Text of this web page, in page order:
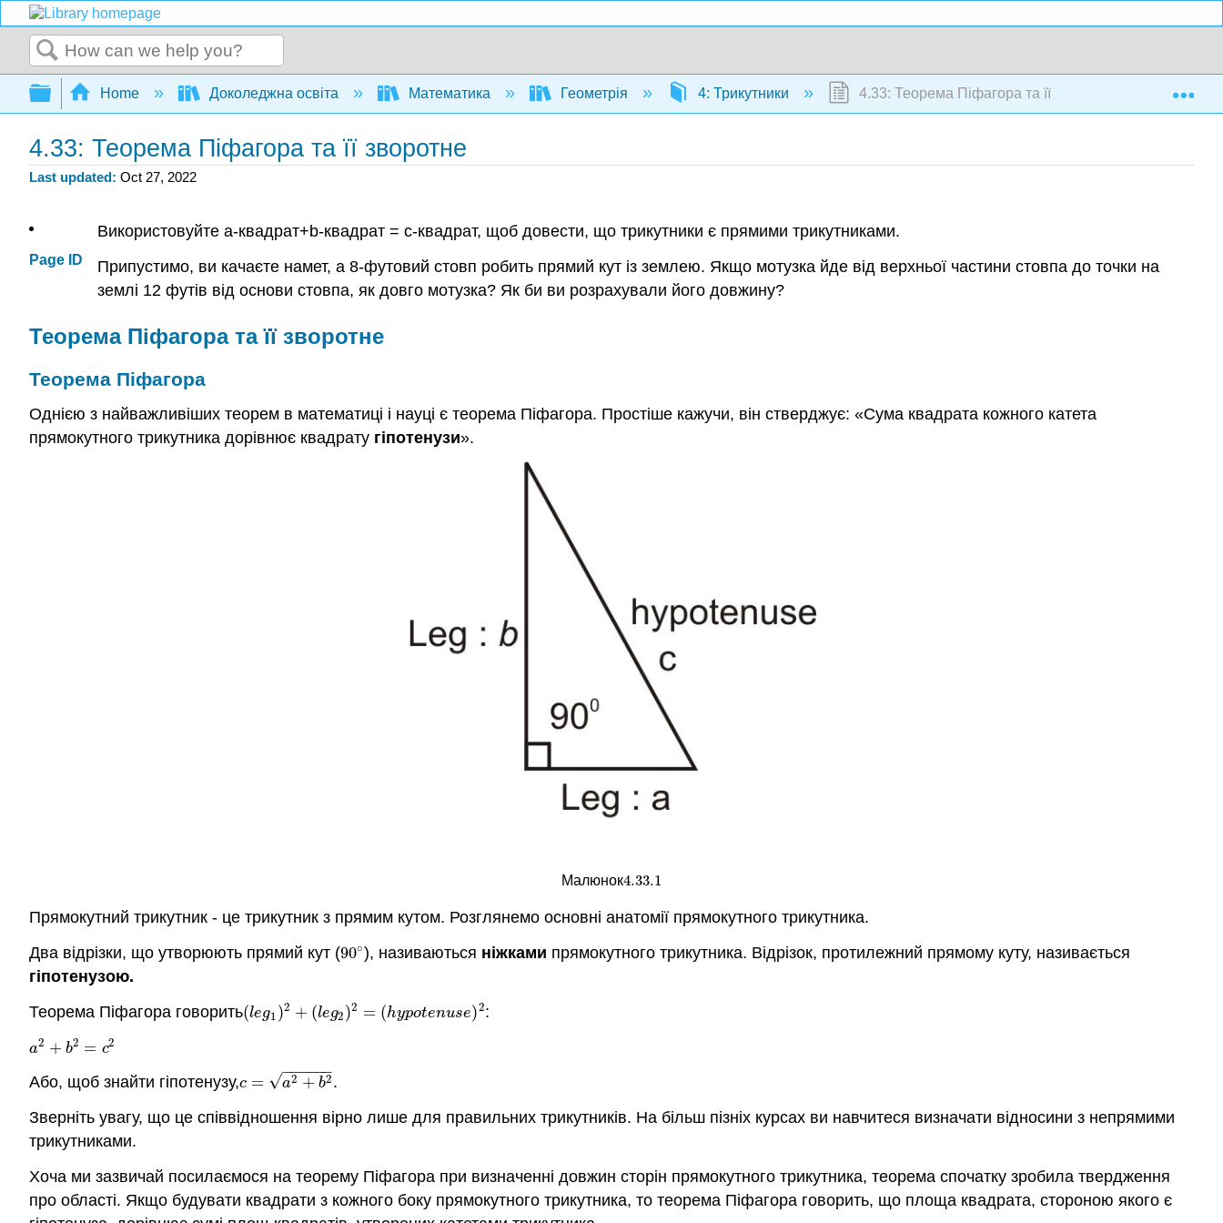
Search
Expand/collapse global hierarchy
Home Доколеджна освіта Математика Геометрія 4: Трикутники 4.33: Теорема Піфагора та її зворотне
4.33: Теорема Піфагора та її зворотне
Last updated Oct 27, 2022
Page ID
Використовуйте a-квадрат+b-квадрат = c-квадрат, щоб довести, що трикутники є прямими трикутниками.
Припустимо, ви качаєте намет, а 8-футовий стовп робить прямий кут із землею. Якщо мотузка йде від верхньої частини стовпа до точки на
землі 12 футів від основи стовпа, як довго мотузка? Як би ви розрахували його довжину?
Теорема Піфагора та її зворотне
Теорема Піфагора
Однією з найважливіших теорем в математиці і науці є теорема Піфагора. Простіше кажучи, він стверджує: «Сума квадрата кожного катета
прямокутного трикутника дорівнює квадрату гіпотенузи».
Малюнок4.33.1
4.33.1
Прямокутний трикутник - це трикутник з прямим кутом. Розглянемо основні анатомії прямокутного трикутника.
Два відрізки, що утворюють прямий кут (90∘
90∘), називаються ніжками прямокутного трикутника. Відрізок, протилежний прямому куту, називається
гіпотенузою.
Теорема Піфагора говорить(leg1 )2 + (leg2)2 = (hypotenuse)2
(leg1)2 +( leg2)2=(h ypotenuse)2 :
a2 + b2 = c2
a2 +b2=c2
Або, щоб знайти гіпотенузу,c = a2 + b2
− −
−−−−
√
c =a 2+b2
.
Зверніть увагу, що це співвідношення вірно лише для правильних трикутників. На більш пізніх курсах ви навчитеся визначати відносини з непрямими
трикутниками.
Хоча ми зазвичай посилаємося на теорему Піфагора при визначенні довжин сторін прямокутного трикутника, теорема спочатку зробила твердження
про області. Якщо будувати квадрати з кожного боку прямокутного трикутника, то теорема Піфагора говорить, що площа квадрата, стороною якого є